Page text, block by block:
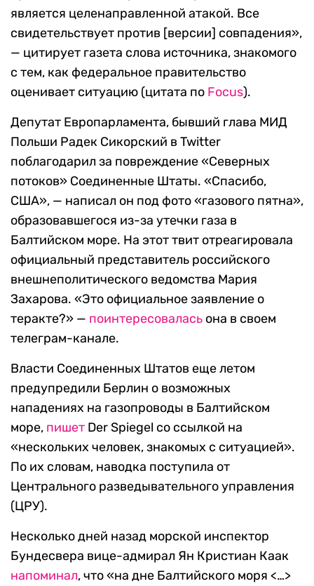
является целенаправленной атакой. Все
свидетельствует против [версии] совпадения»,
— цитирует газета слова источника, знакомого
с тем, как федеральное правительство
оценивает ситуацию (цитата по Focus).
Депутат Европарламента, бывший глава МИД
Польши Радек Сикорский в Twitter
поблагодарил за повреждение «Северных
потоков» Соединенные Штаты. «Спасибо,
США», — написал он под фото «газового пятна»,
образовавшегося из-за утечки газа в
Балтийском море. На этот твит отреагировала
официальный представитель российского
внешнеполитического ведомства Мария
Захарова. «Это официальное заявление о
теракте?» — поинтересовалась она в своем
телеграм-канале.
Власти Соединенных Штатов еще летом
предупредили Берлин о возможных
нападениях на газопроводы в Балтийском
море, пишет DerSpiegel со ссылкой на
«нескольких человек, знакомых с ситуацией».
По их словам, наводка поступила от
Центрального разведывательного управления
(ЦРУ).
Несколько дней назад морской инспектор
Бундесвера вице-адмирал Ян Кристиан Каак
напоминал, что «на дне Балтийского моря <…>